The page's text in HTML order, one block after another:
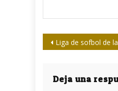
entradas
Liga de sofbol de la prensa, lideran el campeón y el
Deja una